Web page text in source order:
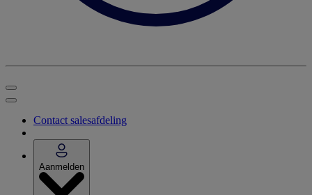
Contact salesafdeling
Aanmelden